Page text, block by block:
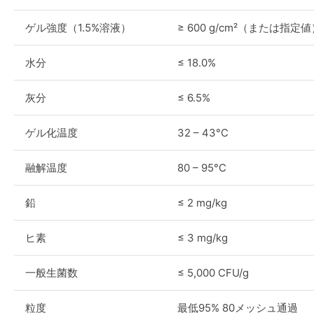
ゲル強度（1.5%溶液） ≥ 600 g/cm²（または指定値
水分 ≤ 18.0%
灰分 ≤ 6.5%
ゲル化温度 32 – 43°C
融解温度 80 – 95°C
鉛 ≤ 2 mg/kg
ヒ素 ≤ 3 mg/kg
一般生菌数 ≤ 5,000 CFU/g
粒度 最低95% 80メッシュ通過